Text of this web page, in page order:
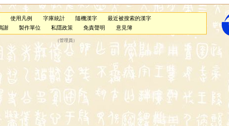
使用凡例 字庫統計 隨機漢字
最近被搜索的漢字
謝
製作單位 私隱政策 免責聲明 意見簿
（管理員 ）